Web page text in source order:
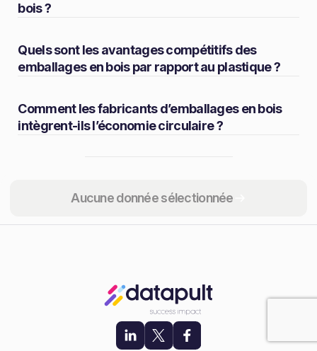
Aucune donnée sélectionnée
bois ?
Quels sont les avantages compétitifs des
emballages en bois par rapport au plastique ?
Comment les fabricants d’emballages en bois
intègrent-ils l’économie circulaire ?
Partager